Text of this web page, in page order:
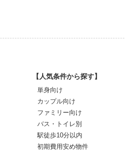
【人気条件から探す】
単身向け
カップル向け
ファミリー向け
バス・トイレ別
駅徒歩10分以内
初期費用安め物件